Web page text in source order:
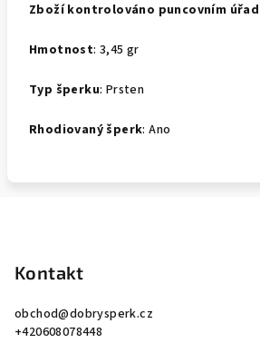
Zboží kontrolováno puncovním
Hmotnost: 3,45 gr
Typ šperku: Prsten
Rhodiovaný šperk: Ano
Kontakt
obchod@dobrysperk.cz
+420608078448